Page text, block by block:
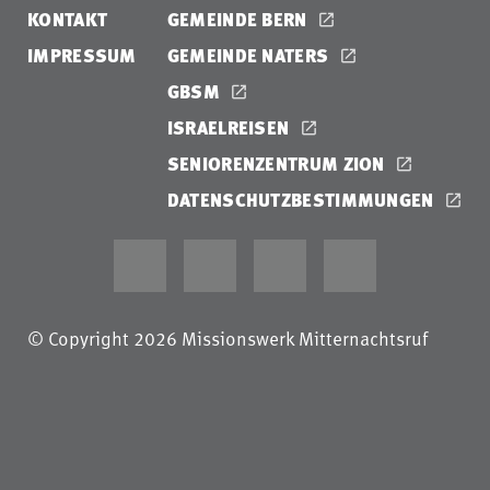
KONTAKT
IMPRESSUM
GEMEINDE BERN
GEMEINDE NATERS
GBSM
ISRAELREISEN
SENIORENZENTRUM ZION
DATENSCHUTZBESTIMMUNGEN
© Copyright 2026 Missionswerk Mitternachtsruf